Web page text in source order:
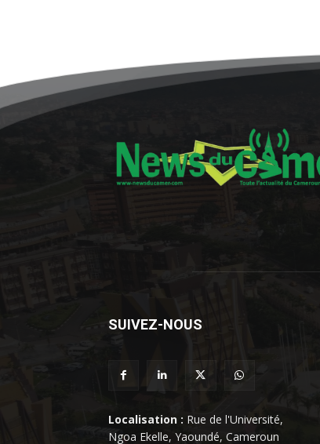
SUIVEZ-NOUS
Localisation : Rue de l'Université,
Ngoa Ekelle, Yaoundé, Cameroun